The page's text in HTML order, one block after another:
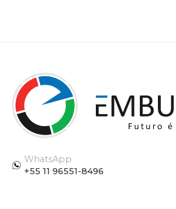
WhatsApp
+55 11 96551-8496